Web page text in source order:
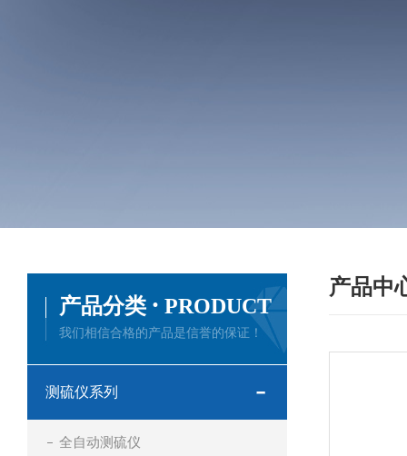
产品中
产品分类 · PRODUCT
我们相信合格的产品是信誉的保证！
测硫仪系列
全自动测硫仪